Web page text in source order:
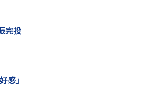
完投
感」